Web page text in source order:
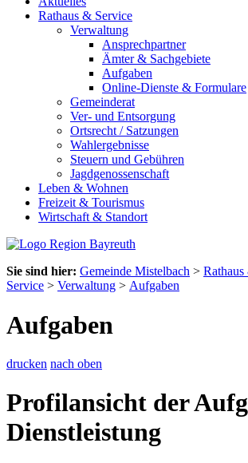
Rathaus & Service
Verwaltung
Ansprechpartner
Ämter & Sachgebiete
Aufgaben
Online-Dienste & Formulare
Gemeinderat
Ver- und Entsorgung
Ortsrecht / Satzungen
Wahlergebnisse
Steuern und Gebühren
Jagdgenossenschaft
Leben & Wohnen
Freizeit & Tourismus
Wirtschaft & Standort
Sie sind hier: Gemeinde Mistelbach >
Service > Verwaltung > Aufgaben
Aufgaben
drucken nach oben
Profilansicht der
Dienstleistung